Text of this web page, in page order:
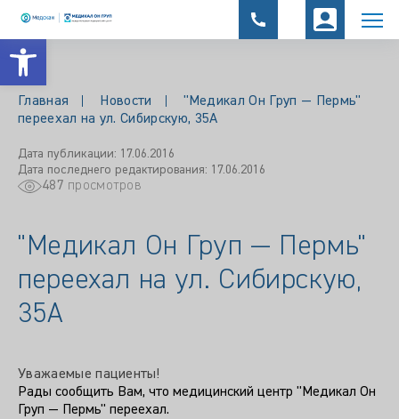
Открыть панель инструментов
Главная Новости
"Медикал Он Груп — Пермь"
переехал на ул. Сибирскую, 35А
Дата публикации: 17.06.2016
Дата последнего редактирования: 17.06.2016
487 просмотров
"Медикал Он Груп — Пермь"
переехал на ул. Сибирскую,
35А
Уважаемые пациенты!
Рады сообщить Вам, что медицинский центр "Медикал Он
Груп — Пермь" переехал.